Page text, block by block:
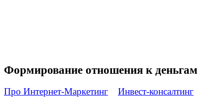
Формирование отношения к деньгам
Про Интернет-Маркетинг Инвест-консалтинг